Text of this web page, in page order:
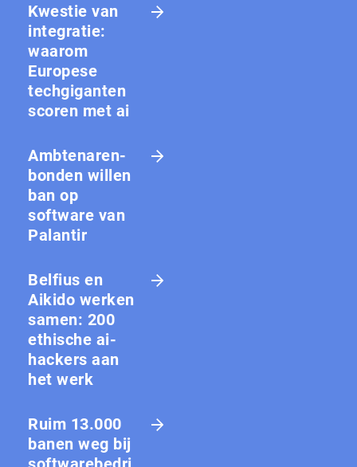
Kwestie van
integratie:
waarom
Europese
techgiganten
scoren met ai
Amb­te­na­ren­
bon­den willen
ban op
software van
Palantir
Belfius en
Aikido werken
samen: 200
ethische ai-
hackers aan
het werk
Ruim 13.000
banen weg bij